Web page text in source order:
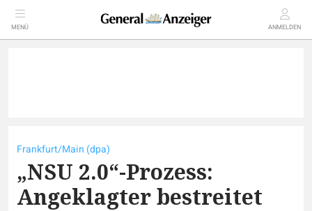
MENÜ ANMELDEN
Frankfurt/Main (dpa)
„NSU 2.0“-Prozess:
Angeklagter bestreitet